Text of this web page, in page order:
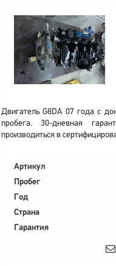
Двигатель G8DA 07 года с
пробега. 30-дневная
производиться в
Артикул
Пробег
Год
Страна
Гарантия